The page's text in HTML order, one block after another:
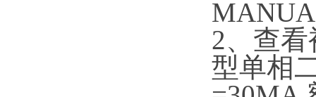
2、查
型单相